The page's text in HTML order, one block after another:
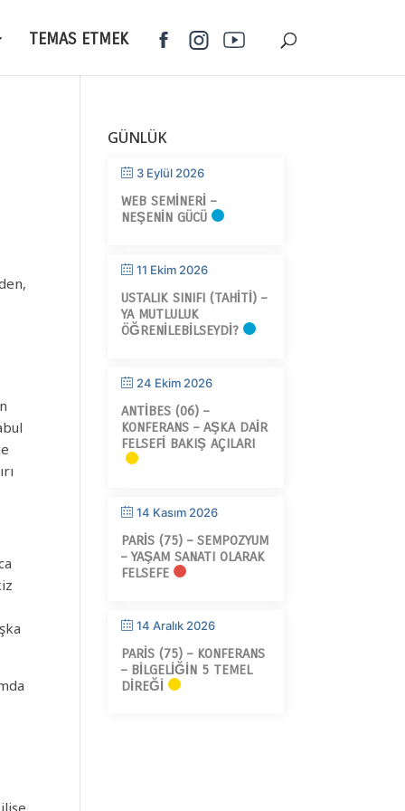
TEMAS ETMEK
GÜNLÜK
3 Eylül 2026
WEB SEMINERI –
NEŞENIN GÜCÜ
11 Ekim 2026
USTALIK SINIFI (TAHITI) –
YA MUTLULUK
ÖĞRENILEBILSEYDI?
24 Ekim 2026
ANTIBES (06) –
KONFERANS – AŞKA DAIR
FELSEFI BAKIŞ AÇILARI
14 Kasım 2026
PARIS (75) – SEMPOZYUM
– YAŞAM SANATI OLARAK
FELSEFE
14 Aralık 2026
PARIS (75) – KONFERANS
– BILGELIĞIN 5 TEMEL
DIREĞI